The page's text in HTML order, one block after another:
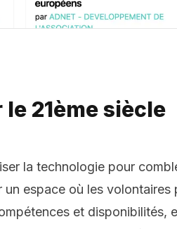
21ème siècle
la technologie pour
espace où les volontaires
et disponibilités,